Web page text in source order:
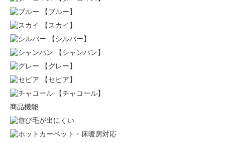
【ブルー】
【スカイ】
【シルバー】
【シャンパン】
【グレー】
【セピア】
【チャコール】
商品機能